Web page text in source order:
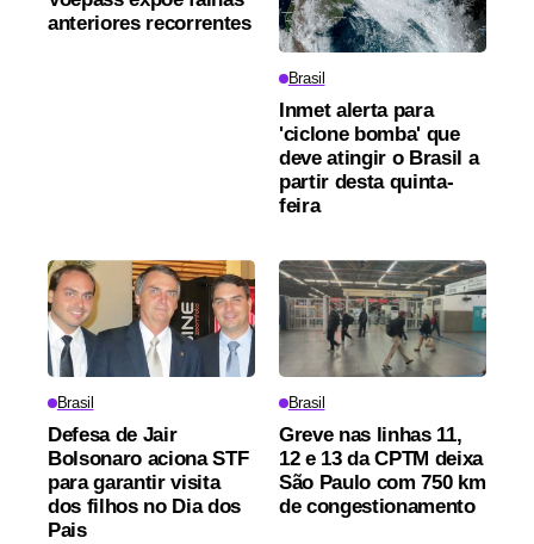
anteriores recorrentes
Brasil
Inmet alerta para
'ciclone bomba' que
deve atingir o Brasil a
partir desta quinta-
feira
Brasil
Defesa de Jair
Bolsonaro aciona STF
para garantir visita
dos filhos no Dia dos
Pais
Brasil
Greve nas linhas 11,
12 e 13 da CPTM deixa
São Paulo com 750 km
de congestionamento